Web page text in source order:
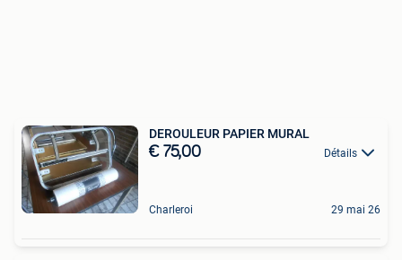
DEROULEUR PAPIER MURAL
€ 75,00 Détails
Charleroi 29 mai 26